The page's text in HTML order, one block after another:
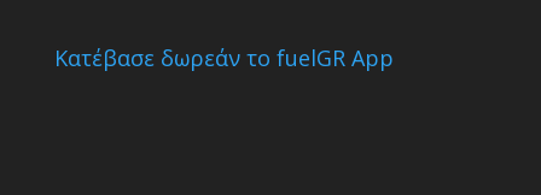
Κατέβασε δωρεάν το fuelGR App